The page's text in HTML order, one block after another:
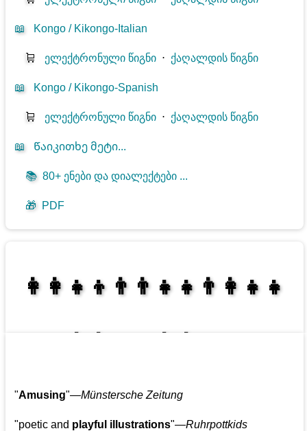
📖 Kongo / Kikongo-Italian
🛒 ელექტრონული წიგნი ⋅ ქაღალდის წიგნი
📖 Kongo / Kikongo-Spanish
🛒 ელექტრონული წიგნი ⋅ ქაღალდის წიგნი
📖 Წაიკითხე მეტი...
📚 80+ ენები და დიალექტები ...
🎁 PDF
👩‍👩‍👧‍👦👨‍👨‍👧‍👧👨‍👩‍👧‍👧
"Amusing"—Münstersche Zeitung
"poetic and playful illustrations"—Ruhrpottkids